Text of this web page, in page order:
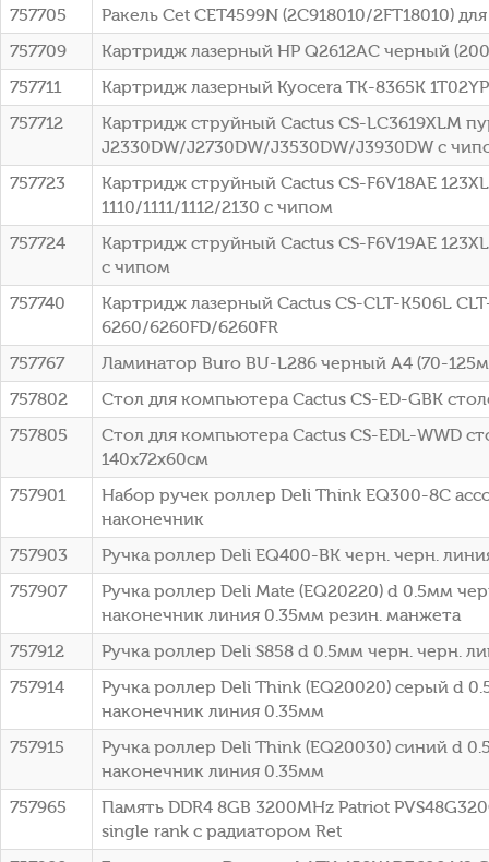
757705
Ракель Cet CET4599N (2C918010/2FT18010)
757709
Картридж лазерный HP Q2612AC черный
757711
Картридж лазерный Kyocera TK-8365K
757712
Картридж струйный Cactus CS-LC3619XLM
J2330DW/J2730DW/J3530DW/J3930DW с
757723
Картридж струйный Cactus CS-F6V18AE
1110/1111/1112/2130 с чипом
757724
Картридж струйный Cactus CS-F6V19AE
с чипом
757740
Картридж лазерный Cactus CS-CLT-K506L
6260/6260FD/6260FR
757767
Ламинатор Buro BU-L286 черный A4 (70-
757802
Стол для компьютера Cactus CS-ED-GBK
757805
Стол для компьютера Cactus CS-EDL-WWD
140x72x60см
757901
Набор ручек роллер Deli Think EQ300-8C
наконечник
757903
Ручка роллер Deli EQ400-BK черн. черн.
757907
Ручка роллер Deli Mate (EQ20220) d 0.5мм
наконечник линия 0.35мм резин. манжета
757912
Ручка роллер Deli S858 d 0.5мм черн. черн.
757914
Ручка роллер Deli Think (EQ20020) серый d
наконечник линия 0.35мм
757915
Ручка роллер Deli Think (EQ20030) синий d
наконечник линия 0.35мм
757965
Память DDR4 8GB 3200MHz Patriot
single rank с радиатором Ret